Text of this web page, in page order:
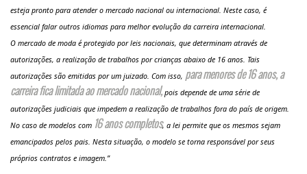
esteja pronto para atender o mercado nacional ou internacional. Neste caso, é
essencial falar outros idiomas para melhor evolução da carreira internacional.
O mercado de moda é protegido por leis nacionais, que determinam através de
autorizações, a realização de trabalhos por crianças abaixo de 16 anos. Tais
autorizações são emitidas por um juizado. Com isso, para menores de 16 anos, a
carreira fica limitada ao mercado nacional,pois depende de uma série de
autorizações judiciais que impedem a realização de trabalhos fora do país de origem.
No caso de modelos com 16 anos completos, a lei permite que os mesmos sejam
emancipados pelos pais. Nesta situação, o modelo se torna responsável por seus
próprios contratos e imagem.”